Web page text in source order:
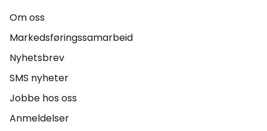
Om oss
Markedsføringssamarbeid
Nyhetsbrev
SMS nyheter
Jobbe hos oss
Anmeldelser